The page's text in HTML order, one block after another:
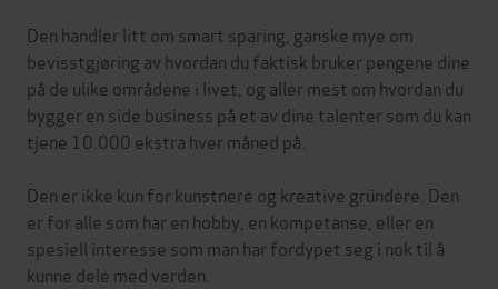
Den handler litt om smart sparing, ganske mye om
bevisstgjøring av hvordan du faktisk bruker pengene dine
på de ulike områdene i livet, og aller mest om hvordan du
bygger en side business på et av dine talenter som du kan
tjene 10.000 ekstra hver måned på.
Den er ikke kun for kunstnere og kreative gründere. Den
er for alle som har en hobby, en kompetanse, eller en
spesiell interesse som man har fordypet seg i nok til å
kunne dele med verden.